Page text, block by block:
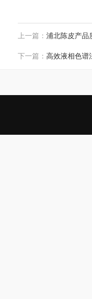
上一篇： 浦北陈皮产品
下一篇： 高效液相色谱